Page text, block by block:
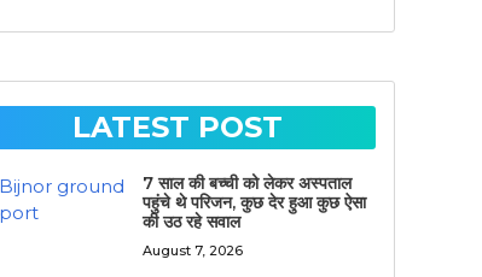
LATEST POST
7 साल की बच्ची को लेकर अस्पताल
पहुंचे थे परिजन, कुछ देर हुआ कुछ ऐसा
की उठ रहे सवाल
August 7, 2026